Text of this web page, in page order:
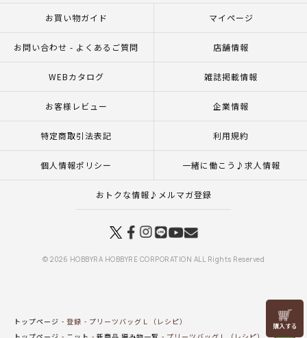
リリヤン
フェア
お買い物ガイド マイページ
お問い合わせ - よくあるご質問 店舗情報
WEBカタログ 雑誌掲載情報
お客様レビュー 企業情報
特定商取引法表記 利用規約
個人情報ポリシー 一緒に働こう♪求人情報
おトクな情報♪メルマガ登録
© 2026 HOBBYRA HOBBYRE CORPORATION ALL Rights Reserved
トップページ 登録
プリーツバッグＬ（レシピ）